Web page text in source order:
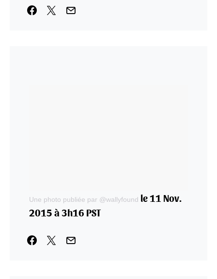
Une photo publiée par @wallyfound le 11 Nov.
2015 à 3h16 PST